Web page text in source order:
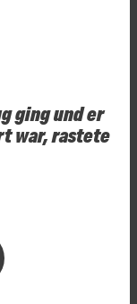
ging und er
war, rastete